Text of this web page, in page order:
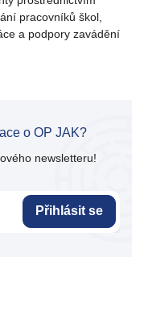
pracovníků škol,
a podpory zavádění
o OP JAK?
newsletteru!
Přihlásit se